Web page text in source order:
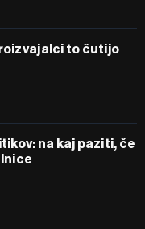
to čutijo
na kaj paziti, če